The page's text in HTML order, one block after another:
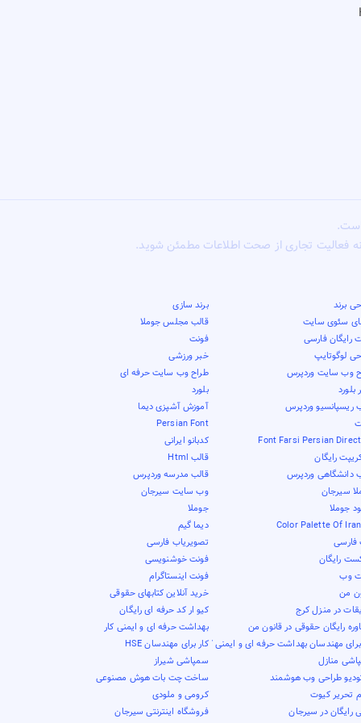
فعالیت تجاری از صحت اطلاعات مطمئن شوید.
برند
برند سازی
سئوی سایت
قالب مجلس جوملا
رایگان فارسی
فونت
لوگوتایپ
خبر ورزشی
وب سایت وردپرس
طراح وب سایت حرفه ای
بلورد
بلورد
ریسپانسیو وردپرس
آموزش آشپزی دیما
Persian Font
Font Farsi Persian
کدبانو ایرانی
رایگان
قالب Html
دانشگاهی وردپرس
قالب مدرسه وردپرس
سیرجان
وب سایت سیرجان
جوملا
جوملا
Color Palette Of
دیما گیم
تصویریاب فارسی
رایگان
فونت خوشنویسی
وب
فونت اینستاگرام
من
خرید آنلاین کتابهای حقوقی
در منزل کرج
کیو ار کد حرفه ای رایگان
رایگان حقوقی در قانون من
بهداشت حرفه ای و ایمنی کار
برای مهندسان بهداشت حرفه ای و ایمنی کارکار برای مهندسان HSE
منازل
سمپاشی شیراز
طراحی وب هوشمند
ساخت چت بات هوش مصنوعی
تحریر کیوت
کرومی و ملودی
رایگان در سیرجان
فروشگاه اینترنتی سیرجان